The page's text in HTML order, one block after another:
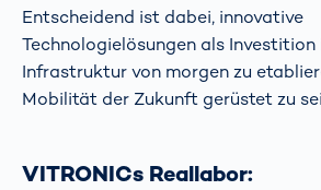
Entscheidend ist dabei, innovative
Technologielösungen als Investition
Infrastruktur von morgen zu
Mobilität der Zukunft gerüstet zu
VITRONICs Reallabor: